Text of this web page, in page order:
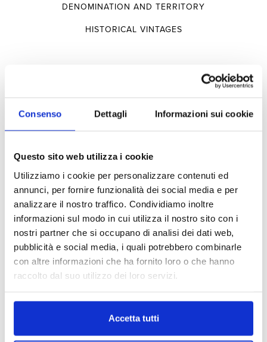
Consenso Dettagli Informazioni sui cookie
Questo sito web utilizza i cookie
Utilizziamo i cookie per personalizzare contenuti ed
annunci, per fornire funzionalità dei social media e per
analizzare il nostro traffico. Condividiamo inoltre
informazioni sul modo in cui utilizza il nostro sito con i
nostri partner che si occupano di analisi dei dati web,
pubblicità e social media, i quali potrebbero combinarle
con altre informazioni che ha fornito loro o che hanno
raccolto dal suo utilizzo dei loro servizi.
Accetta tutti
DENOMINATION AND TERRITORY
HISTORICAL VINTAGES
SELECTIONS
Experiences
VISITS AND TASTINGS
HOSPITALITY
Distribution